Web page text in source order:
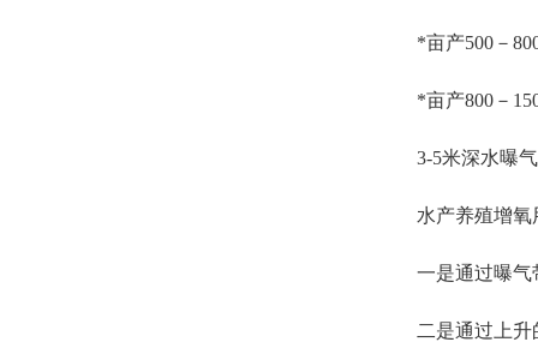
*亩产500－800
*亩产800－1500
3-5米深水曝气
水产养殖增氧
一是通过曝气带
二是通过上升的